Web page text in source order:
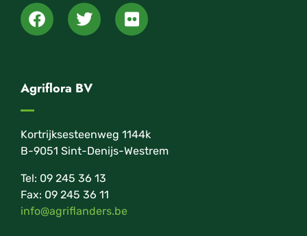
Agriflora BV
Kortrijksesteenweg 1144k
B-9051 Sint-Denijs-Westrem
Tel: 09 245 36 13
Fax: 09 245 36 11
info@agriflanders.be